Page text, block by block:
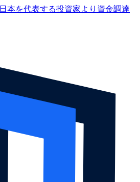
日本を代表する投資家より資金調達